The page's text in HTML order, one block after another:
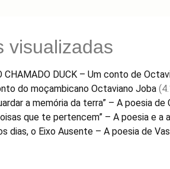
visualizadas
CHAMADO DUCK – Um conto de
do moçambicano Octaviano Joba
a memória da terra” – A poesia de
que te pertencem” – A poesia e
dias, o Eixo Ausente – A poesia de